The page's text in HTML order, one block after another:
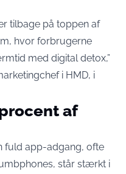
tilbage på toppen af
hvor forbrugerne
med digital detox,”
i HMD, i
af
fuld app-adgang, ofte
står stærkt i